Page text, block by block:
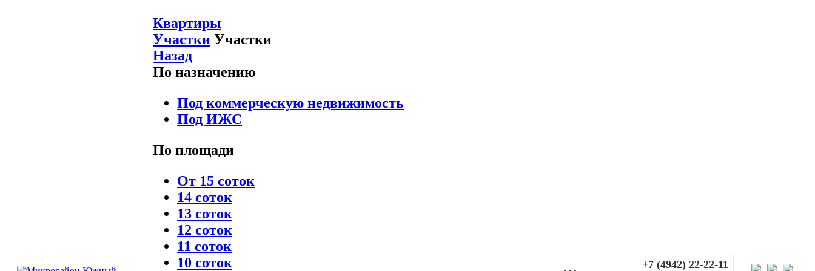
Квартиры
Участки Участки
Назад
По назначению
Под коммерческую недвижимость
Под ИЖС
По площади
От 15 соток
14 соток
13 соток
12 соток
11 соток
10 соток
+7 (4942) 22-22-11